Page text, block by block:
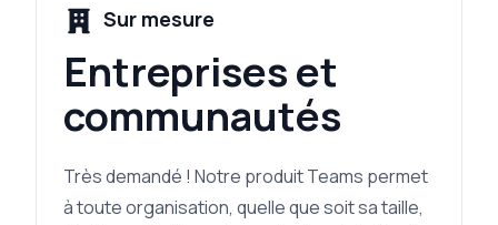
Sur mesure
Entreprises et
communautés
Très demandé ! Notre produit Teams permet
à toute organisation, quelle que soit sa taille,